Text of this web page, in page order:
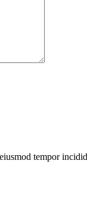
tempor